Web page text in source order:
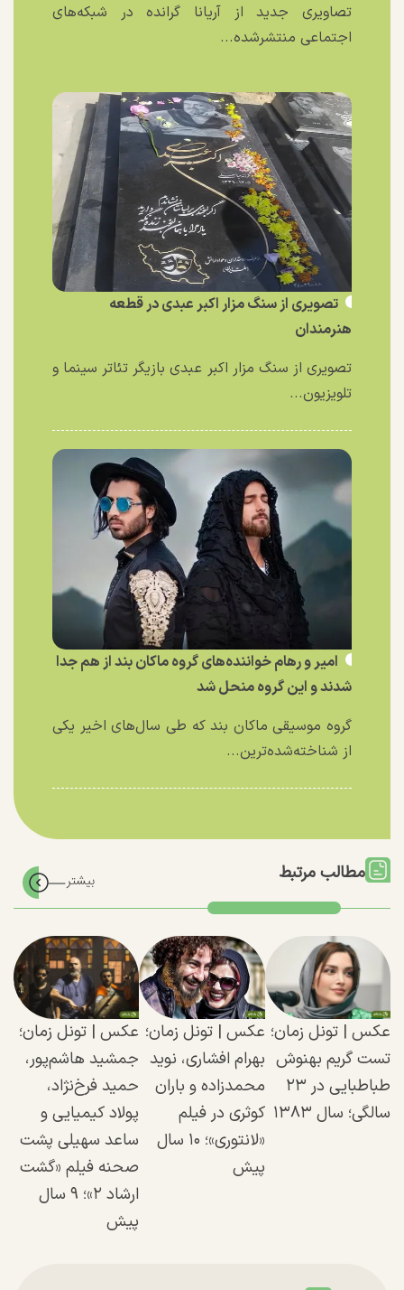
تصاویری جدید از آریانا گرانده در شبکه‌های
اجتماعی منتشرشده...
تصویری از سنگ مزار اکبر عبدی در قطعه
هنرمندان
تصویری از سنگ مزار اکبر عبدی بازیگر تئاتر سینما و
تلویزیون...
امیر و رهام خواننده‌های گروه ماکان بند از هم جدا
شدند و این گروه منحل شد
گروه موسیقی ماکان بند که طی سال‌های اخیر یکی
از شناخته‌شده‌ترین...
مطالب مرتبط
عکس | تونل زمان؛
تست گریم بهنوش
طباطبایی در ۲۳
سالگی؛ سال ۱۳۸۳
عکس | تونل زمان؛
بهرام افشاری، نوید
محمدزاده و باران
کوثری در فیلم
«لانتوری»؛ ۱۰ سال
پیش
عکس | تونل زمان؛
جمشید هاشم‌پور،
حمید فرخ‌نژاد،
پولاد کیمیایی و
ساعد سهیلی پشت
صحنه فیلم «گشت
ارشاد ۲»؛ ۹ سال
پیش